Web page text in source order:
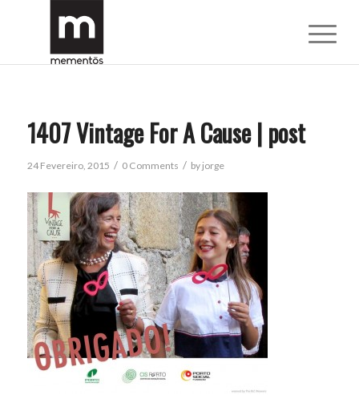
1407 Vintage For A Cause | post
24 Fevereiro, 2015 / 0 Comments / by jorge